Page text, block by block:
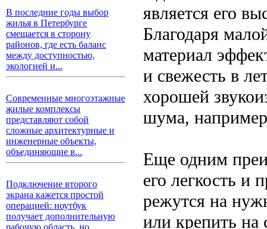
В последние годы выбор
жилья в Петербурге
смещается в сторону
районов, где есть баланс
между доступностью,
экологией и...
Современные многоэтажные
жилые комплексы
представляют собой
сложные архитектурные и
инженерные объекты,
объединяющие в...
Подключение второго
экрана кажется простой
операцией: ноутбук
получает дополнительную
рабочую область, но
является его
Благодаря
материал
и свежесть в
хорошей
шума,
Еще одним
его легкость и
режутся на
или крепить на